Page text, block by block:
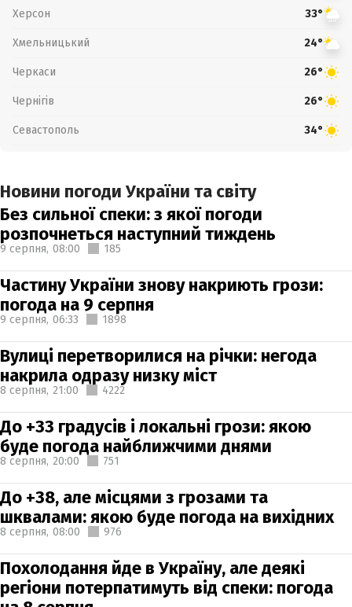
Херсон 33°
Хмельницький 24°
Черкаси 26°
Чернігів 26°
Севастополь 34°
Новини погоди України та світу
Без сильної спеки: з якої погоди
розпочнеться наступний тиждень
9 серпня, 08:00 185
Частину України знову накриють грози:
погода на 9 серпня
9 серпня, 06:33 1898
Вулиці перетворилися на річки: негода
накрила одразу низку міст
8 серпня, 21:00 4222
До +33 градусів і локальні грози: якою
буде погода найближчими днями
8 серпня, 20:00 751
До +38, але місцями з грозами та
шквалами: якою буде погода на вихідних
8 серпня, 08:00 976
Похолодання йде в Україну, але деякі
регіони потерпатимуть від спеки: погода